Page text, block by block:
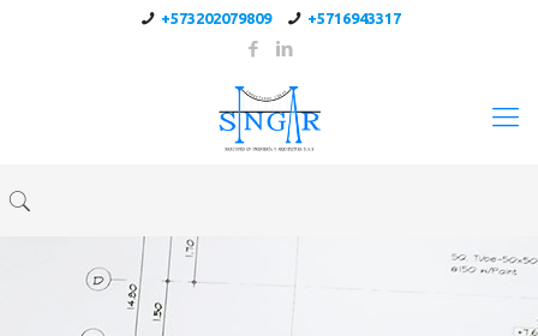
+573202079809 +5716943317